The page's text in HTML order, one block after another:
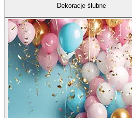
Dekoracje ślubne